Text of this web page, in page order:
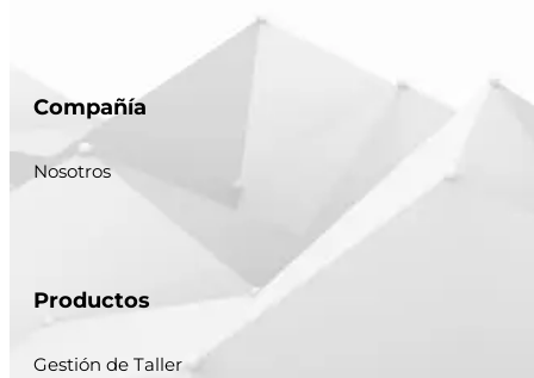
Compañía
Nosotros
Productos
Gestión de Taller